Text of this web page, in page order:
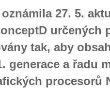
27. 5.
ur­če­ných
tak, aby
ge­ne­ra­ce a řadu
pro­ce­so­rů